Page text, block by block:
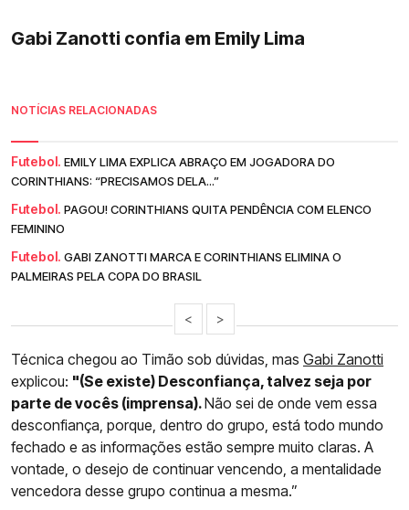
Gabi Zanotti confia em Emily Lima
NOTÍCIAS RELACIONADAS
Futebol. EMILY LIMA EXPLICA ABRAÇO EM JOGADORA DO
CORINTHIANS: “PRECISAMOS DELA...”
Futebol. PAGOU! CORINTHIANS QUITA PENDÊNCIA COM ELENCO
FEMININO
Futebol. GABI ZANOTTI MARCA E CORINTHIANS ELIMINA O
PALMEIRAS PELA COPA DO BRASIL
< >
Técnica chegou ao Timão sob dúvidas, mas Gabi Zanotti
explicou: "(Se existe) Desconfiança, talvez seja por
parte de vocês (imprensa).Não sei de onde vem essa
desconfiança, porque, dentro do grupo, está todo mundo
fechado e as informações estão sempre muito claras. A
vontade, o desejo de continuar vencendo, a mentalidade
vencedora desse grupo continua a mesma.”